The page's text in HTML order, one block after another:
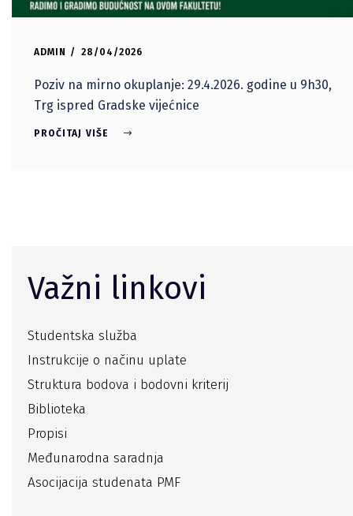
ADMIN 28/04/2026
Poziv na mirno okuplanje: 29.4.2026. godine u 9h30,
Trg ispred Gradske vijećnice
PROČITAJ VIŠE
Važni linkovi
Studentska služba
Instrukcije o načinu uplate
Struktura bodova i bodovni kriterij
Biblioteka
Propisi
Međunarodna saradnja
Asocijacija studenata PMF